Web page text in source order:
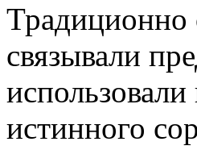
Традиционно
связывали
истинного